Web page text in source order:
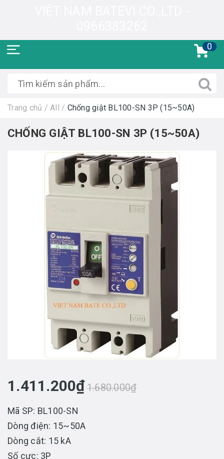
0
Trang chủ / All / Chống giật BL100-SN 3P (15~50A)
CHỐNG GIẬT BL100-SN 3P (15~50A)
1.411.200₫1.680.000₫
Mã SP: BL100-SN
Dòng điện: 15~50A
Dòng cắt: 15 kA
Số cực: 3P